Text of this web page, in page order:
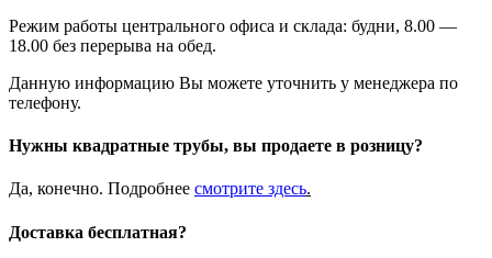
Режим работы центрального офиса и склада: будни, 8.00 —
18.00 без перерыва на обед.
Данную информацию Вы можете уточнить у менеджера по
телефону.
Нужны квадратные трубы, вы продаете в розницу?
Да, конечно. Подробнее смотрите здесь.
Доставка бесплатная?